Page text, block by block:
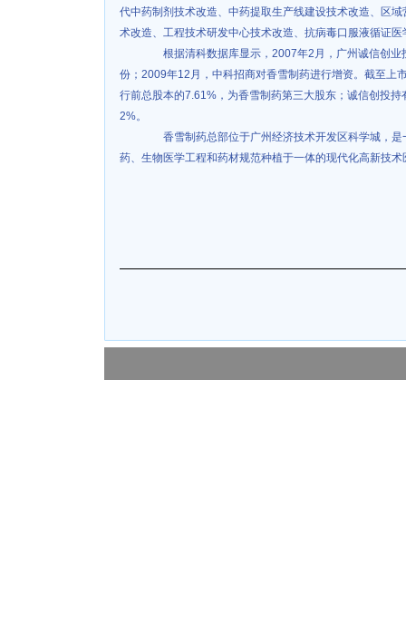
代中药制剂技术改造、中药提取生产线建设技术改造、区
术改造、工程技术研发中心技术改造、抗病毒口服液循证
根据清科数据库显示，2007年2月，广州诚信创业
份；2009年12月，中科招商对香雪制药进行增资。截至上
行前总股本的7.61%，为香雪制药第三大股东；诚信创投
2%。
香雪制药总部位于广州经济技术开发区科学城，是
药、生物医学工程和药材规范种植于一体的现代化高新技术